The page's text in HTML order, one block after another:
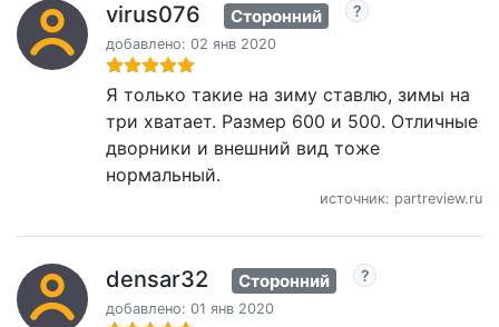
virus076 Сторонний
добавлено: 02 янв 2020
Я только такие на зиму ставлю, зимы на
три хватает. Размер 600 и 500. Отличные
дворники и внешний вид тоже
нормальный.
источник: partreview.ru
densar32 Сторонний
добавлено: 01 янв 2020